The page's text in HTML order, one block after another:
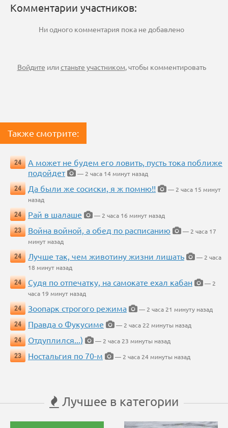
Комментарии участников:
Ни одного комментария пока не добавлено
Войдите илистаньте участником, чтобы комментировать
Также смотрите:
24
А может не будем его ловить, пусть тока поближе
подойдет
— 2 часа 14 минут назад
24
Да были же сосиски, я ж помню!!
— 2 часа 15 минут
назад
24
Рай в шалаше
— 2 часа 16 минут назад
23
Война войной, а обед по расписанию
— 2 часа 17
минут назад
24
Лучше так, чем животину жизни лишать
— 2 часа
18 минут назад
24
Судя по отпечатку, на самокате ехал кабан
— 2
часа 19 минут назад
24
Зоопарк строгого режима
— 2 часа 21 минуту назад
24
Правда о Фукусиме
— 2 часа 22 минуты назад
24
Отдуплился...)
— 2 часа 23 минуты назад
23
Ностальгия по 70-м — 2 часа 24 минуты назад
Лучшее в категории